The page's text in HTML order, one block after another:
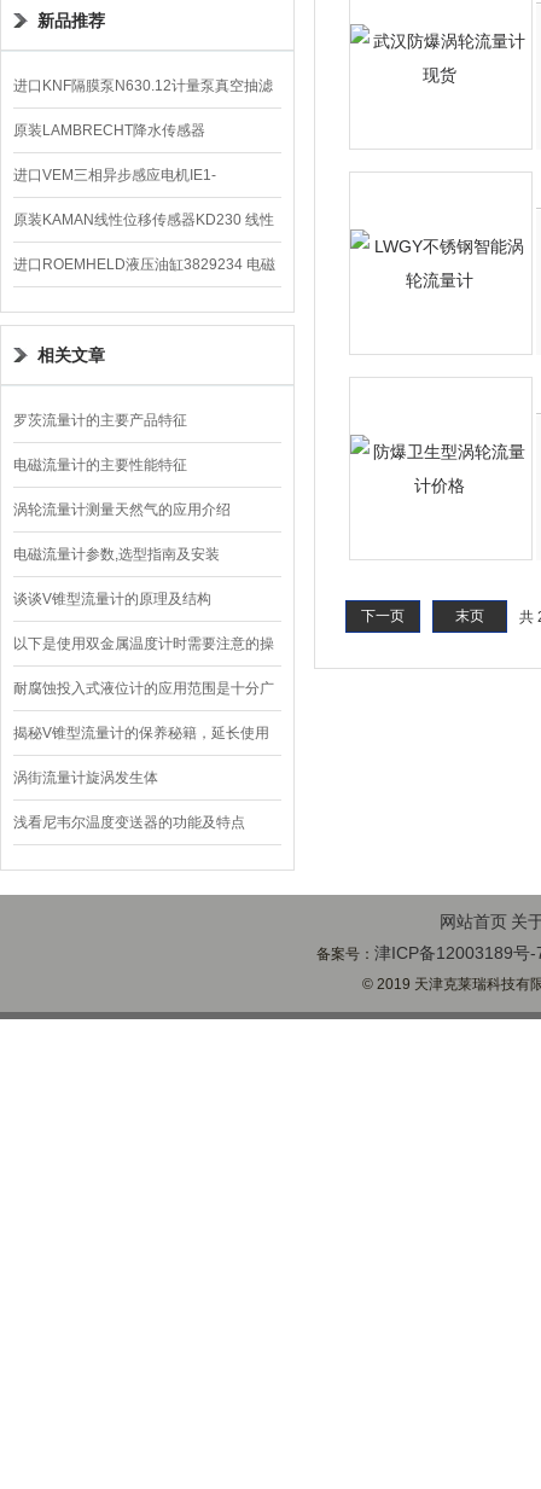
新品推荐
进口KNF隔膜泵N630.12计量泵真空抽滤
泵价格
原装LAMBRECHT降水传感器
00.14575.20气象仪
进口VEM三相异步感应电机IE1-
K21R80G4马达
原装KAMAN线性位移传感器KD230 线性
编码器
进口ROEMHELD液压油缸3829234 电磁
阀定位器
相关文章
罗茨流量计的主要产品特征
电磁流量计的主要性能特征
涡轮流量计测量天然气的应用介绍
电磁流量计参数,选型指南及安装
谈谈V锥型流量计的原理及结构
以下是使用双金属温度计时需要注意的操
作技巧
耐腐蚀投入式液位计的应用范围是十分广
泛的
揭秘V锥型流量计的保养秘籍，延长使用
寿命！
涡街流量计旋涡发生体
浅看尼韦尔温度变送器的功能及特点
共
下一页 末页
网站首页 关
备案号：津ICP备12003189号-
© 2019 天津克莱瑞科技有